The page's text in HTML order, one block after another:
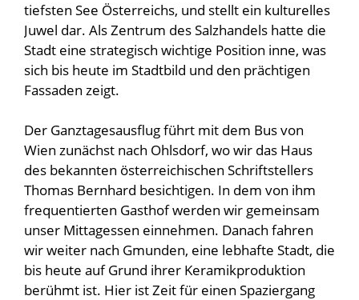
tiefsten See Österreichs, und stellt ein kulturelles
Juwel dar. Als Zentrum des Salzhandels hatte die
Stadt eine strategisch wichtige Position inne, was
sich bis heute im Stadtbild und den prächtigen
Fassaden zeigt.
Der Ganztagesausflug führt mit dem Bus von
Wien zunächst nach Ohlsdorf, wo wir das Haus
des bekannten österreichischen Schriftstellers
Thomas Bernhard besichtigen. In dem von ihm
frequentierten Gasthof werden wir gemeinsam
unser Mittagessen einnehmen. Danach fahren
wir weiter nach Gmunden, eine lebhafte Stadt, die
bis heute auf Grund ihrer Keramikproduktion
berühmt ist. Hier ist Zeit für einen Spaziergang